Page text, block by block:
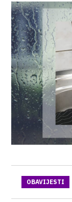
OBAVIJESTI